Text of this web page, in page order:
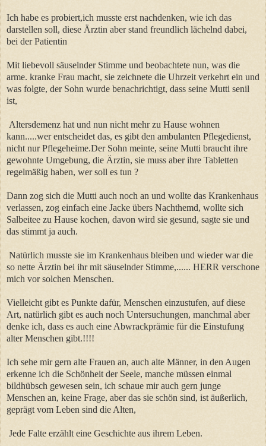
Ich habe es probiert,ich musste erst nachdenken, wie ich das
darstellen soll, diese Ärztin aber stand freundlich lächelnd dabei,
bei der Patientin
Mit liebevoll säuselnder Stimme und beobachtete nun, was die
arme. kranke Frau macht, sie zeichnete die Uhrzeit verkehrt ein und
was folgte, der Sohn wurde benachrichtigt, dass seine Mutti senil
ist,
Altersdemenz hat und nun nicht mehr zu Hause wohnen
kann.....wer entscheidet das, es gibt den ambulanten Pflegedienst,
nicht nur Pflegeheime.Der Sohn meinte, seine Mutti braucht ihre
gewohnte Umgebung, die Ärztin, sie muss aber ihre Tabletten
regelmäßig haben, wer soll es tun ?
Dann zog sich die Mutti auch noch an und wollte das Krankenhaus
verlassen, zog einfach eine Jacke übers Nachthemd, wollte sich
Salbeitee zu Hause kochen, davon wird sie gesund, sagte sie und
das stimmt ja auch.
Natürlich musste sie im Krankenhaus bleiben und wieder war die
so nette Ärztin bei ihr mit säuselnder Stimme,...... HERR verschone
mich vor solchen Menschen.
Vielleicht gibt es Punkte dafür, Menschen einzustufen, auf diese
Art, natürlich gibt es auch noch Untersuchungen, manchmal aber
denke ich, dass es auch eine Abwrackprämie für die Einstufung
alter Menschen gibt.!!!!
Ich sehe mir gern alte Frauen an, auch alte Männer, in den Augen
erkenne ich die Schönheit der Seele, manche müssen einmal
bildhübsch gewesen sein, ich schaue mir auch gern junge
Menschen an, keine Frage, aber das sie schön sind, ist äußerlich,
geprägt vom Leben sind die Alten,
Jede Falte erzählt eine Geschichte aus ihrem Leben.